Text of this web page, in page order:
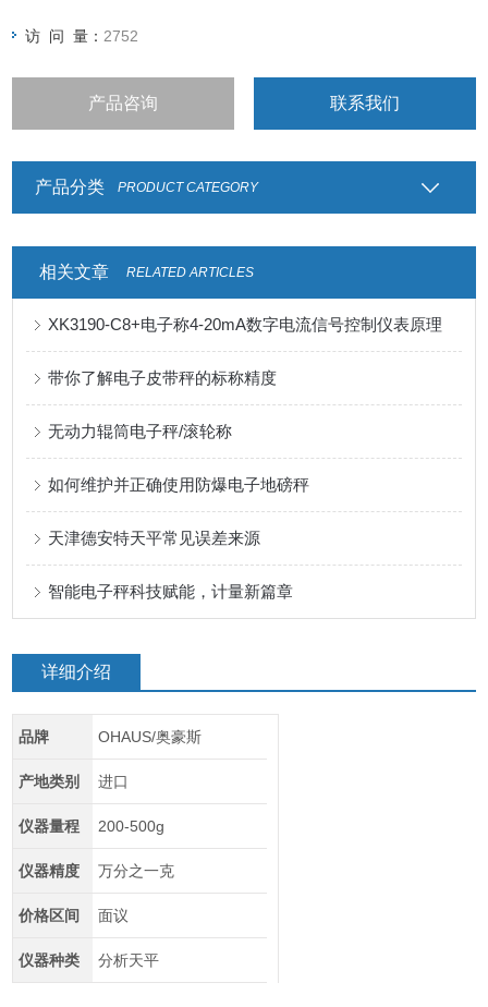
访 问 量： 2752
产品咨询 联系我们
产品分类 PRODUCT CATEGORY
相关文章 RELATED ARTICLES
XK3190-C8+电子称4-20mA数字电流信号控制仪表原理
带你了解电子皮带秤的标称精度
无动力辊筒电子秤/滚轮称
如何维护并正确使用防爆电子地磅秤
天津德安特天平常见误差来源
智能电子秤科技赋能，计量新篇章
详细介绍
品牌 OHAUS/奥豪斯
产地类别 进口
仪器量程 200-500g
仪器精度 万分之一克
价格区间 面议
仪器种类 分析天平